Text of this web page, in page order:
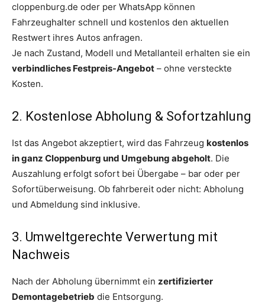
cloppenburg.de oder per WhatsApp können
Fahrzeughalter schnell und kostenlos den aktuellen
Restwert ihres Autos anfragen.
Je nach Zustand, Modell und Metallanteil erhalten sie ein
verbindliches Festpreis-Angebot – ohne versteckte
Kosten.
2. Kostenlose Abholung & Sofortzahlung
Ist das Angebot akzeptiert, wird das Fahrzeug kostenlos
in ganz Cloppenburg und Umgebung abgeholt. Die
Auszahlung erfolgt sofort bei Übergabe – bar oder per
Sofortüberweisung. Ob fahrbereit oder nicht: Abholung
und Abmeldung sind inklusive.
3. Umweltgerechte Verwertung mit
Nachweis
Nach der Abholung übernimmt ein zertifizierter
Demontagebetrieb die Entsorgung.